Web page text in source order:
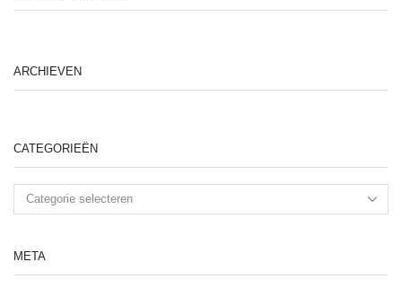
ARCHIEVEN
CATEGORIEËN
META